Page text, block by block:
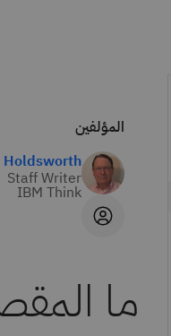
المؤلفين
Holdsworth
Staff Writer
IBM Think
ما